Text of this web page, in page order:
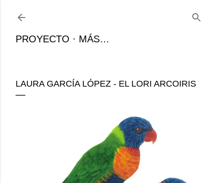
Ir al contenido principal
PROYECTO MÁS…
LAURA GARCÍA LÓPEZ - EL LORI ARCOIRIS